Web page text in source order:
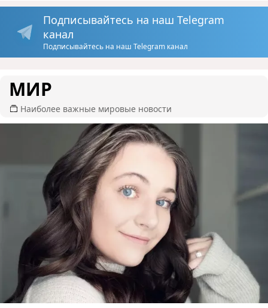
Подписывайтесь на наш Telegram
канал
Подписывайтесь на наш Telegram канал
МИР
Наиболее важные мировые новости